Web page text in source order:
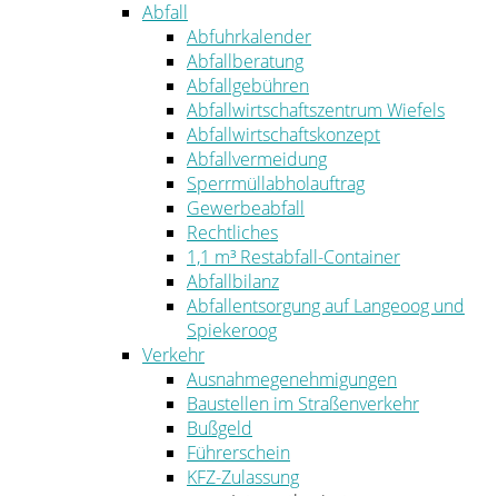
Abfall
Abfuhrkalender
Abfallberatung
Abfallgebühren
Abfallwirtschaftszentrum Wiefels
Abfallwirtschaftskonzept
Abfallvermeidung
Sperrmüllabholauftrag
Gewerbeabfall
Rechtliches
1,1 m³ Restabfall-Container
Abfallbilanz
Abfallentsorgung auf Langeoog und
Spiekeroog
Verkehr
Ausnahmegenehmigungen
Baustellen im Straßenverkehr
Bußgeld
Führerschein
KFZ-Zulassung